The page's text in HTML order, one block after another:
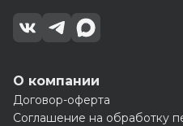
О компании
Договор-оферта
Соглашение на обработку